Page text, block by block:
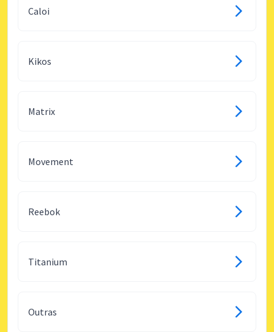
Caloi
Kikos
Matrix
Movement
Reebok
Titanium
Outras